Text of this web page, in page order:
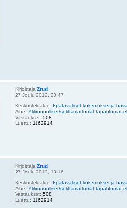
KirjoittajaZrud
27 Joulu 2012, 20:47
Keskustelualue:Epätavalliset kokemukset ja
Aihe:Yliluonnolliset/selittämättömät tapahtumat
Vastaukset:508
Luettu: 1162914
KirjoittajaZrud
27 Joulu 2012, 13:16
Keskustelualue:Epätavalliset kokemukset ja
Aihe:Yliluonnolliset/selittämättömät tapahtumat
Vastaukset:508
Luettu:1162914